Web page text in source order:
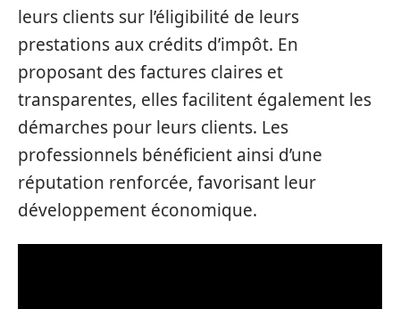
leurs clients sur l’éligibilité de leurs
prestations aux crédits d’impôt. En
proposant des factures claires et
transparentes, elles facilitent également les
démarches pour leurs clients. Les
professionnels bénéficient ainsi d’une
réputation renforcée, favorisant leur
développement économique.